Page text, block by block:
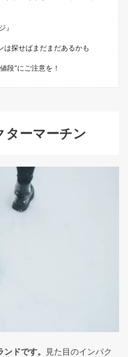
』
は探せばまだまだあるかも
段”にご注意を！
ターマーチン
ドです。
見た目のインパク